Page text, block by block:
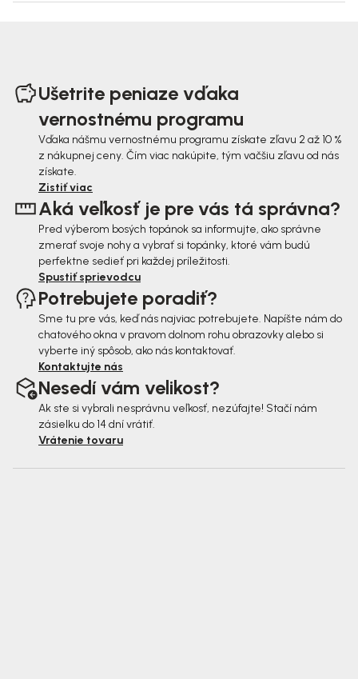
Ušetrite peniaze vďaka
vernostnému programu
Vďaka nášmu vernostnému programu získate zľavu 2 až 10 %
z nákupnej ceny. Čím viac nakúpite, tým väčšiu zľavu od nás
získate.
Zistiť viac
Aká veľkosť je pre vás tá správna?
Pred výberom bosých topánok sa informujte, ako správne
zmerať svoje nohy a vybrať si topánky, ktoré vám budú
perfektne sedieť pri každej príležitosti.
Spustiť sprievodcu
Potrebujete poradiť?
Sme tu pre vás, keď nás najviac potrebujete. Napíšte nám do
chatového okna v pravom dolnom rohu obrazovky alebo si
vyberte iný spôsob, ako nás kontaktovať.
Kontaktujte nás
Nesedí vám velikost?
Ak ste si vybrali nesprávnu veľkosť, nezúfajte! Stačí nám
zásielku do 14 dní vrátiť.
Vrátenie tovaru